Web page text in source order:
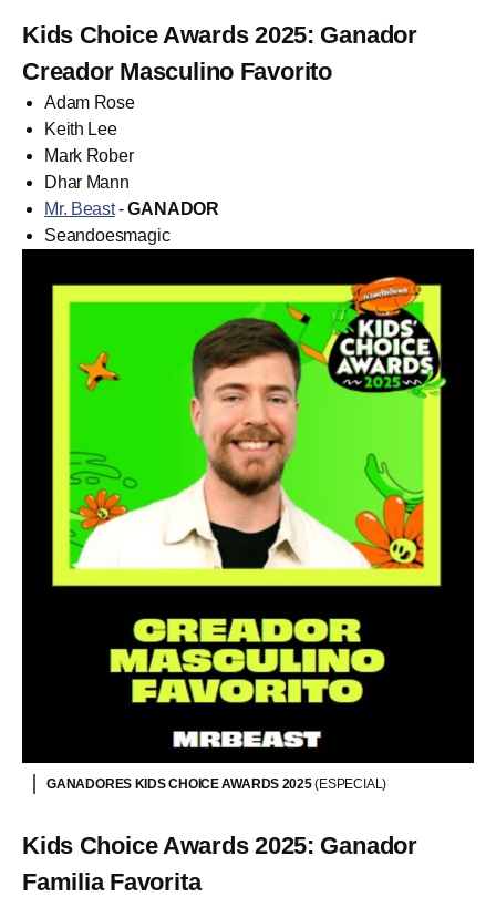
Kids Choice Awards 2025: Ganador
Creador Masculino Favorito
Adam Rose
Keith Lee
Mark Rober
Dhar Mann
Mr. Beast-GANADOR
Seandoesmagic
GANADORES KIDS CHOICE AWARDS 2025(ESPECIAL)
Kids Choice Awards 2025: Ganador
Familia Favorita